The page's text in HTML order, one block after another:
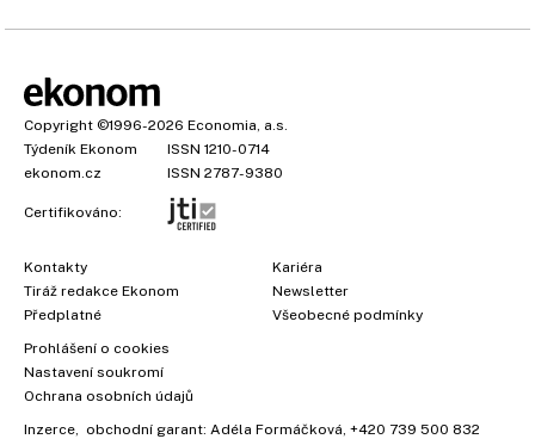
Copyright ©1996-2026 Economia, a.s.
Týdeník Ekonom
ISSN 1210-0714
ekonom.cz
ISSN 2787-9380
Certifikováno:
Kontakty
Tiráž redakce Ekonom
Předplatné
Kariéra
Newsletter
Všeobecné podmínky
Prohlášení o cookies
Nastavení soukromí
Ochrana osobních údajů
Inzerce , obchodní garant: Adéla Formáčková +420 739 500 832